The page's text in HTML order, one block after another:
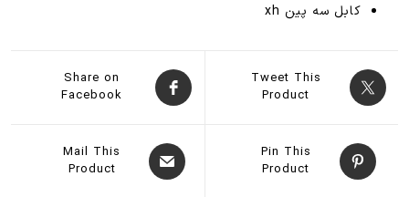
کابل سه پین xh
Tweet This
Product
Share on
Facebook
Pin This
Product
Mail This
Product